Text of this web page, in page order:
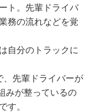
ト。先輩ドライバ
務の流れなどを覚
自分のトラックに
、先輩ドライバーが
みが整っているの
す。